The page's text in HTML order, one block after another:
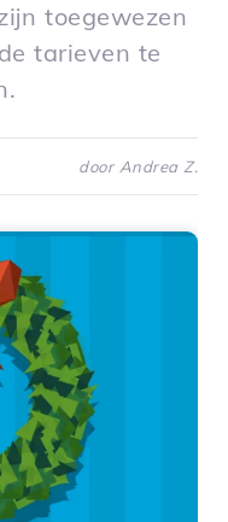
toegewezen
tarieven te
door Andrea Z.